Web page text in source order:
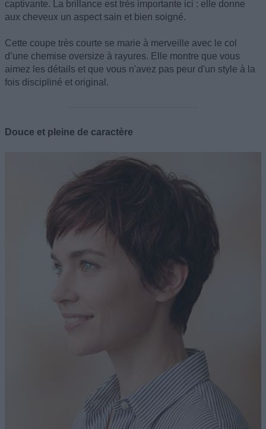
captivante. La brillance est très importante ici : elle donne
aux cheveux un aspect sain et bien soigné.
Cette coupe très courte se marie à merveille avec le col
d’une chemise oversize à rayures. Elle montre que vous
aimez les détails et que vous n'avez pas peur d'un style à la
fois discipliné et original.
Douce et pleine de caractère